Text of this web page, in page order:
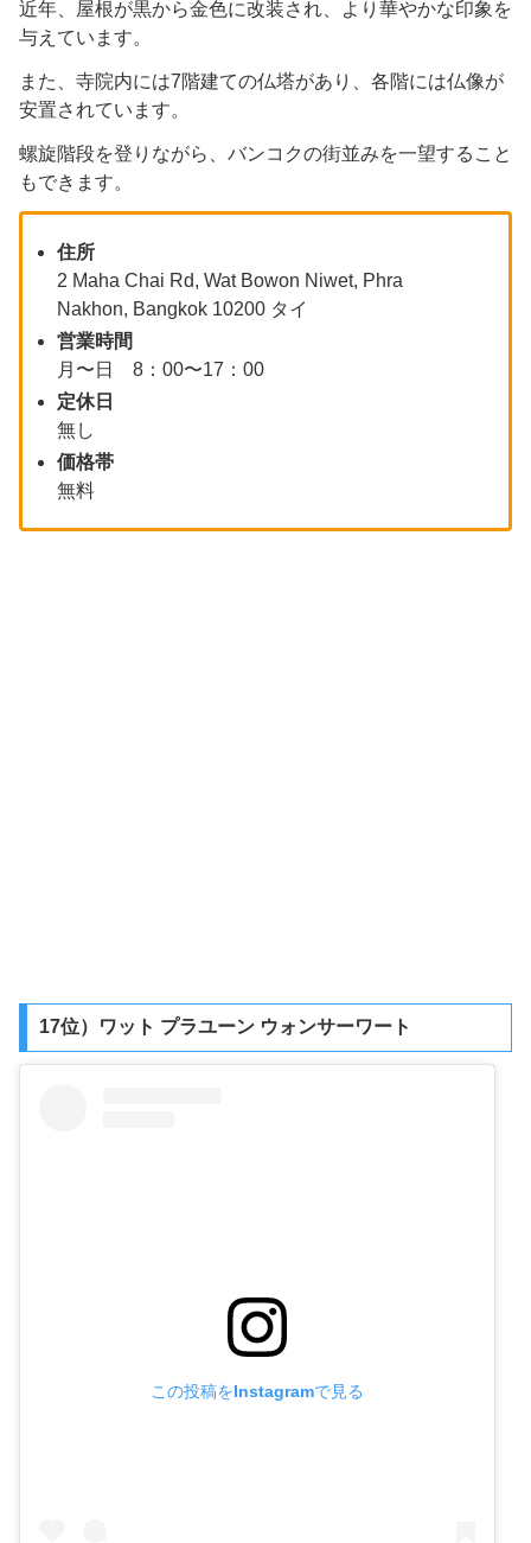
​近年、屋根が黒から金色に改装され、より華やかな印象を
与えています。​
また、寺院内には7階建ての仏塔があり、各階には仏像が
安置されています。
螺旋階段を登りながら、バンコクの街並みを一望すること
もできます。​
住所
2 Maha Chai Rd, Wat Bowon Niwet, Phra
Nakhon, Bangkok 10200 タイ
営業時間
月〜日 8：00〜17：00
定休日
無し
価格帯
無料
17位）ワット プラユーン ウォンサーワート
この投稿をInstagramで見る